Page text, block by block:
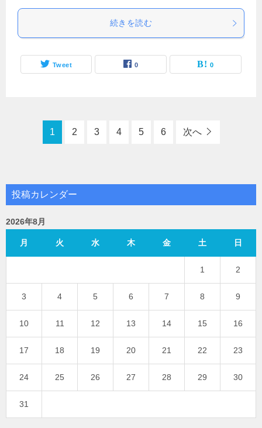
続きを読む
Tweet 0 0
1 2 3 4 5 6 次へ
投稿カレンダー
2026年8月
月 火 水 木 金 土 日
1 2
3 4 5 6 7 8 9
10 11 12 13 14 15 16
17 18 19 20 21 22 23
24 25 26 27 28 29 30
31